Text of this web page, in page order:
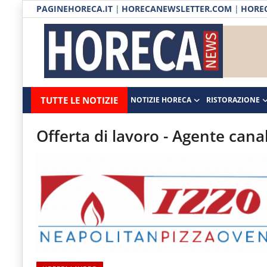
PAGINEHORECA.IT | HORECANEWSLETTER.COM |
Horecanews.it
-
Notizie
Horeca
Il
del
canale
Horeca
e
del
TUTTE LE NOTIZIE NOTIZIE HORECA RISTORAZIONE
Notizie HORECA
Ristorazione
Ospitalità
Prodotti | Dispensa Horeca
Eventi
RUBRICHE
Offerta di lavoro - Agente